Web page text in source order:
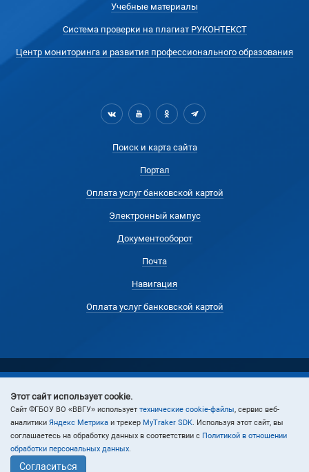
Учебные материалы
Система проверки на плагиат РУКОНТЕКСТ
Центр мониторинга и развития профессионального образования
Поиск и карта сайта
Портал
Оплата услуг банковской картой
Электронный кампус
Документооборот
Почта
Навигация
Оплата услуг банковской картой
© 2024 Владивостокский государственный университет
Этот сайт использует cookie.
Cайт ФГБОУ ВО «ВВГУ» использует технические cookie-файлы, сервис веб-
аналитики Яндекс Метрика и трекер MyTraker SDK. Используя этот сайт, вы
соглашаетесь на обработку данных в соответствии с Политикой в отношении
обработки персональных данных.
Согласиться